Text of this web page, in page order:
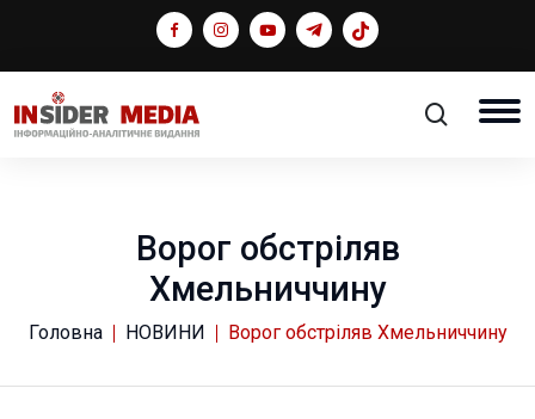
Ворог обстріляв
Хмельниччину
Головна НОВИНИ Ворог обстріляв Хмельниччину